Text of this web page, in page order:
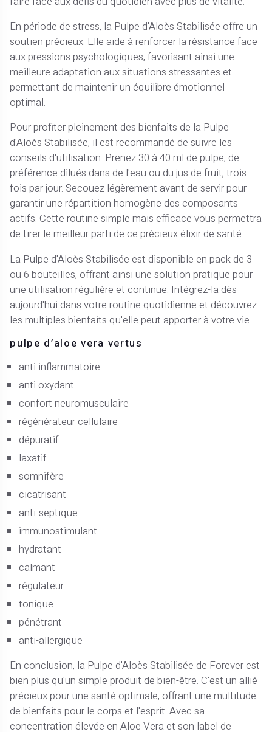
En période de stress, la Pulpe d'Aloès Stabilisée offre un
soutien précieux. Elle aide à renforcer la résistance face
aux pressions psychologiques, favorisant ainsi une
meilleure adaptation aux situations stressantes et
permettant de maintenir un équilibre émotionnel
optimal.
Pour profiter pleinement des bienfaits de la Pulpe
d'Aloès Stabilisée, il est recommandé de suivre les
conseils d'utilisation. Prenez 30 à 40 ml de pulpe, de
préférence dilués dans de l'eau ou du jus de fruit, trois
fois par jour. Secouez légèrement avant de servir pour
garantir une répartition homogène des composants
actifs. Cette routine simple mais efficace vous permettra
de tirer le meilleur parti de ce précieux élixir de santé.
La Pulpe d'Aloès Stabilisée est disponible en pack de 3
ou 6 bouteilles, offrant ainsi une solution pratique pour
une utilisation régulière et continue. Intégrez-la dès
aujourd'hui dans votre routine quotidienne et découvrez
les multiples bienfaits qu'elle peut apporter à votre vie.
pulpe d’aloe vera vertus
anti inflammatoire
anti oxydant
confort neuromusculaire
régénérateur cellulaire
dépuratif
laxatif
somnifère
cicatrisant
anti-septique
immunostimulant
hydratant
calmant
régulateur
tonique
pénétrant
anti-allergique
En conclusion, la Pulpe d'Aloès Stabilisée de Forever est
bien plus qu'un simple produit de bien-être. C'est un allié
précieux pour une santé optimale, offrant une multitude
de bienfaits pour le corps et l'esprit. Avec sa
concentration élevée en Aloe Vera et son label de